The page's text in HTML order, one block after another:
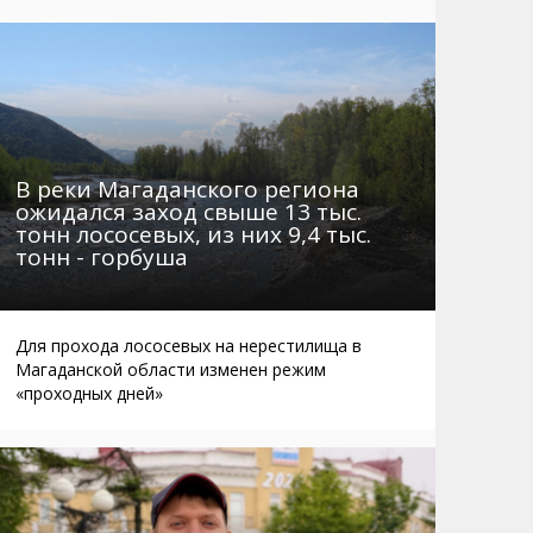
Автобусы Магадан – Аэропорт
Таблица приливов отливов
Не мусорить
Браконьеры
В реки Магаданского региона
ожидался заход свыше 13 тыс.
тонн лососевых, из них 9,4 тыс.
тонн - горбуша
Для прохода лососевых на нерестилища в
Магаданской области изменен режим
«проходных дней»